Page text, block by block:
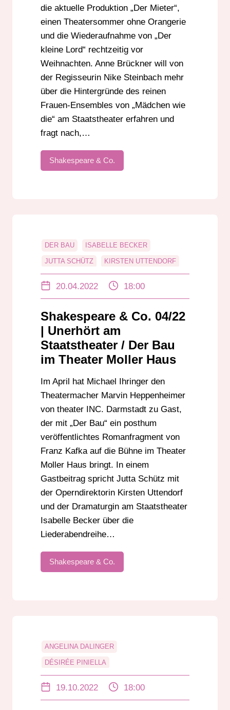
die aktuelle Produktion „Der Mieter“,
einen Theatersommer ohne Orangerie
und die Wiederaufnahme von „Der
kleine Lord“ rechtzeitig vor
Weihnachten. Anne Brückner will von
der Regisseurin Nike Steinbach mehr
über die Hintergründe des reinen
Frauen-Ensembles von „Mädchen wie
die“ am Staatstheater erfahren und
fragt nach,…
Shakespeare & Co.
DER BAU ISABELLE BECKER
JUTTA SCHÜTZ KIRSTEN UTTENDORF
STAATSTHEATER DARMSTADT
THEATER MOLLER HAUS
20.04.2022 18:00
Shakespeare & Co. 04/22
| Unerhört am
Staatstheater / Der Bau
im Theater Moller Haus
Im April hat Michael Ihringer den
Theatermacher Marvin Heppenheimer
von theater INC. Darmstadt zu Gast,
der mit „Der Bau“ ein posthum
veröffentlichtes Romanfragment von
Franz Kafka auf die Bühne im Theater
Moller Haus bringt. In einem
Gastbeitrag spricht Jutta Schütz mit
der Operndirektorin Kirsten Uttendorf
und der Dramaturgin am Staatstheater
Isabelle Becker über die
Liederabendreihe…
Shakespeare & Co.
ANGELINA DALINGER
DÉSIRÉE PINIELLA
KULTURTICKET
19.10.2022 18:00